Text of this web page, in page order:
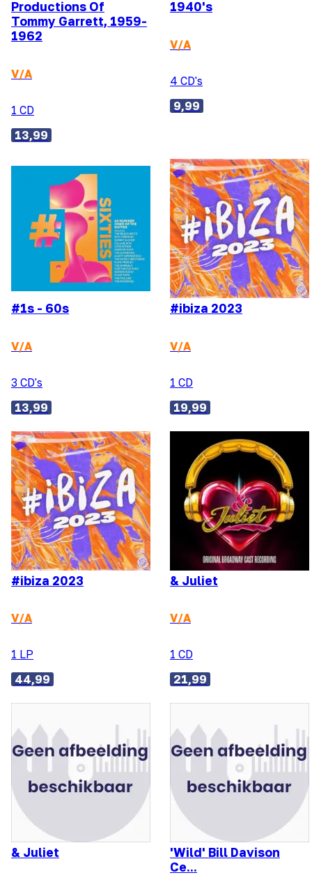
Productions Of
Tommy Garrett, 1959-
1962
V/A
1 CD
13,99
1940's
V/A
4 CD's
9,99
#1s - 60s
V/A
3 CD's
13,99
#ibiza 2023
V/A
1 CD
19,99
#ibiza 2023
V/A
1 LP
44,99
& Juliet
V/A
1 CD
21,99
& Juliet
'Wild' Bill Davison
Ce...